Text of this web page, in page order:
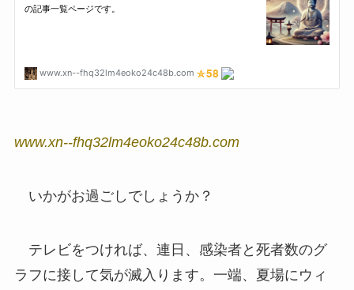
www.xn--fhq32lm4eoko24c48b.com
いかがお過ごしでしょうか？
テレビをつければ、連日、感染者と死者数のグ
ラフに接して気が滅入ります。一端、夏場にウィ